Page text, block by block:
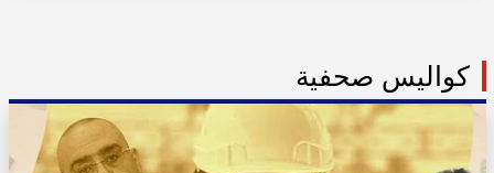
كواليس صحفية